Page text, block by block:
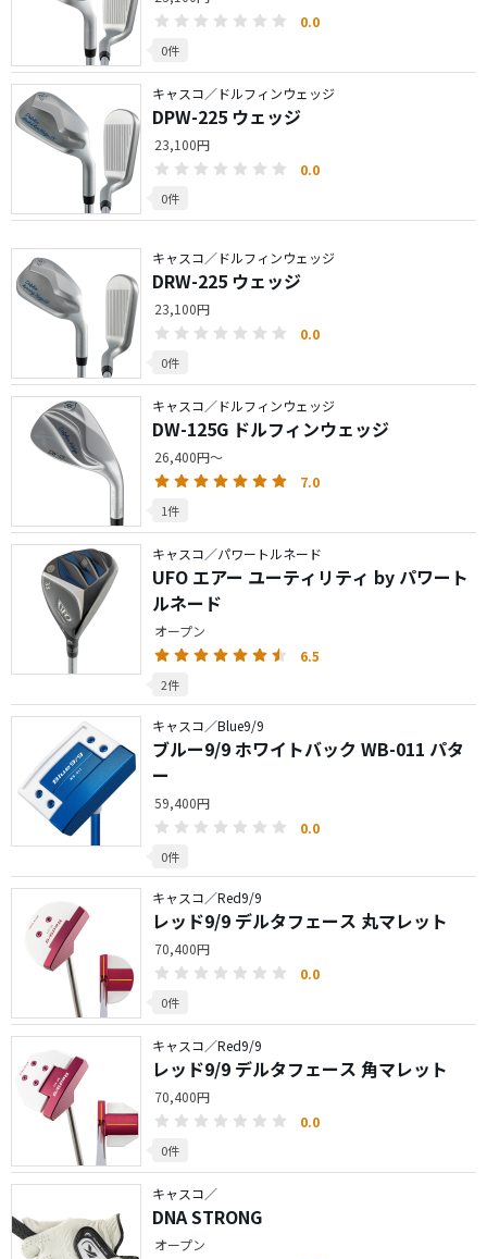
0.0
0件
キャスコ／ドルフィンウェッジ
DPW-225 ウェッジ
23,100円
0.0
0件
キャスコ／ドルフィンウェッジ
DRW-225 ウェッジ
23,100円
0.0
0件
キャスコ／ドルフィンウェッジ
DW-125G ドルフィンウェッジ
26,400円～
7.0
1件
キャスコ／パワートルネード
UFO エアー ユーティリティ by パワート
ルネード
オープン
6.5
2件
キャスコ／Blue9/9
ブルー9/9 ホワイトバック WB-011 パタ
ー
59,400円
0.0
0件
キャスコ／Red9/9
レッド9/9 デルタフェース 丸マレット
70,400円
0.0
0件
キャスコ／Red9/9
レッド9/9 デルタフェース 角マレット
70,400円
0.0
0件
キャスコ／
DNA STRONG
オープン